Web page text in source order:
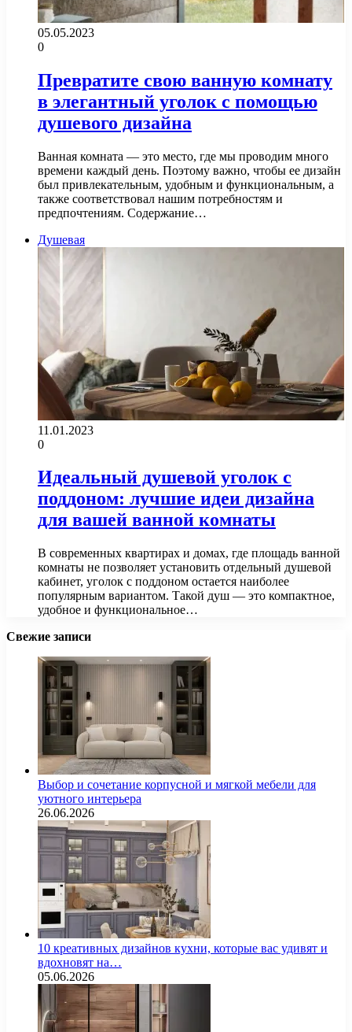
05.05.2023
0
Превратите свою ванную комнату
в элегантный уголок с помощью
душевого дизайна
Ванная комната — это место, где мы проводим много
времени каждый день. Поэтому важно, чтобы ее дизайн
был привлекательным, удобным и функциональным, а
также соответствовал нашим потребностям и
предпочтениям. Содержание…
Душевая
11.01.2023
0
Идеальный душевой уголок с
поддоном: лучшие идеи дизайна
для вашей ванной комнаты
В современных квартирах и домах, где площадь ванной
комнаты не позволяет установить отдельный душевой
кабинет, уголок с поддоном остается наиболее
популярным вариантом. Такой душ — это компактное,
удобное и функциональное…
Свежие записи
Выбор и сочетание корпусной и мягкой мебели для
уютного интерьера
26.06.2026
10 креативных дизайнов кухни, которые вас удивят и
вдохновят на…
05.06.2026